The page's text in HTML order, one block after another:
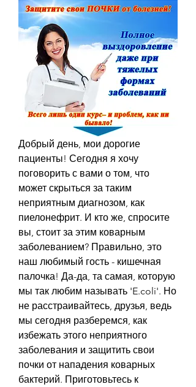
Добрый день, мои дорогие
пациенты! Сегодня я хочу
поговорить с вами о том, что
может скрыться за таким
неприятным диагнозом, как
пиелонефрит. И кто же, спросите
вы, стоит за этим коварным
заболеванием? Правильно, это
наш любимый гость - кишечная
палочка! Да-да, та самая, которую
мы так любим называть 'E.coli'. Но
не расстраивайтесь, друзья, ведь
мы сегодня разберемся, как
избежать этого неприятного
заболевания и защитить свои
почки от нападения коварных
бактерий. Приготовьтесь к